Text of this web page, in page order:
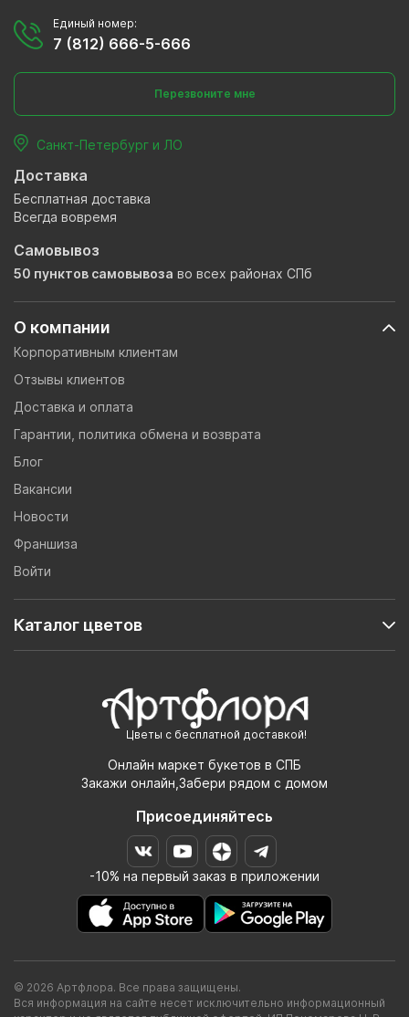
Цветы с бесплатной доставкой!
Онлайн маркет букетов в СПБ
Закажи онлайн,Забери рядом с домом
Присоединяйтесь
-10% на первый заказ в приложении
О компании
Корпоративным клиентам
Отзывы клиентов
Доставка и оплата
Гарантии, политика обмена и возврата
Блог
Вакансии
Новости
Франшиза
Войти
Каталог цветов
Единый номер:
7 (812) 666-5-666
Перезвоните мне
Санкт-Петербург и ЛО
Доставка
Бесплатная доставка
Всегда вовремя
Самовывоз
50 пунктов самовывоза во всех районах СПб
© 2026 Артфлора. Все права защищены.
Вся информация на сайте несет исключительно информационный